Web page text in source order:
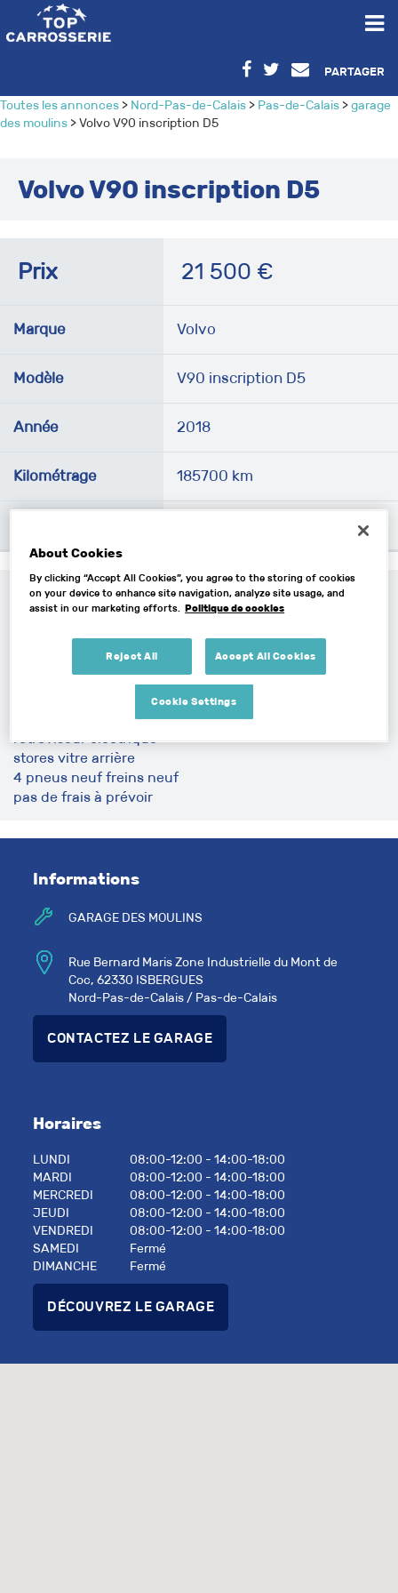
PARTAGER
Toutes les annonces > Nord-Pas-de-Calais > Pas-de-Calais >garage
des moulins > Volvo V90 inscription D5
Volvo V90 inscription D5
Prix 21 500 €
Marque Volvo
Modèle V90 inscription D5
Année 2018
Kilométrage 185700 km
Description
Vends Volvo V90 D5 inscription 235ch
interieur cuir siege électrique à mémoire
GPS Téléphone Bluetooth
ouverture mains libre
rétroviseur électrique
stores vitre arrière
4 pneus neuf freins neuf
pas de frais à prévoir
Informations
GARAGE DES MOULINS
Rue Bernard Maris Zone Industrielle du Mont de
Coc, 62330 ISBERGUES
Nord-Pas-de-Calais / Pas-de-Calais
CONTACTEZ LE GARAGE
Horaires
LUNDI
08:00-12:00 - 14:00-18:00
MARDI
08:00-12:00 - 14:00-18:00
MERCREDI
08:00-12:00 - 14:00-18:00
JEUDI
08:00-12:00 - 14:00-18:00
VENDREDI
08:00-12:00 - 14:00-18:00
SAMEDI
Fermé
DIMANCHE
Fermé
DÉCOUVREZ LE GARAGE
About Cookies
By clicking “Accept All Cookies”, you agree to the storing of cookies
on your device to enhance site navigation, analyze site usage, and
assist in our marketing efforts. Politique de cookies
Reject All Accept All Cookies
Cookie Settings